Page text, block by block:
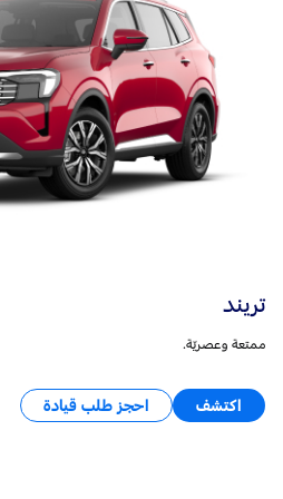
تريند
ممتعة وعصريّة.
اكتشف احجز طلب قيادة